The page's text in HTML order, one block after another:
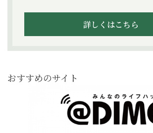
詳しくはこちら
おすすめのサイト